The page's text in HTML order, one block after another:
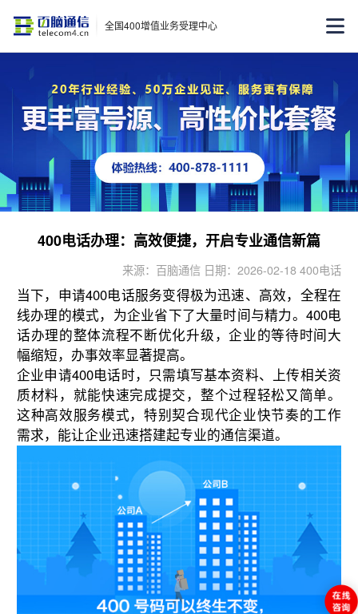
全国400增值业务受理中心
400电话办理：高效便捷，开启专业通信新篇
来源：百脑通信 日期：2026-02-18 400电话
当下，申请400电话服务变得极为迅速、高效，全程在
线办理的模式，为企业省下了大量时间与精力。400电
话办理的整体流程不断优化升级，企业的等待时间大
幅缩短，办事效率显著提高。
企业申请400电话时，只需填写基本资料、上传相关资
质材料，就能快速完成提交，整个过程轻松又简单。
这种高效服务模式，特别契合现代企业快节奏的工作
需求，能让企业迅速搭建起专业的通信渠道。